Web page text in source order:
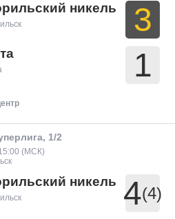
никель 3
1
1/2
(МСК)
никель 4(4)